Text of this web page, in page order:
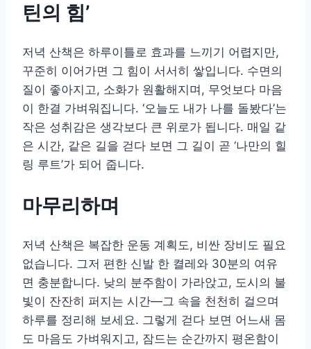
틴의 힘’
저녁 산책은 하루이틀로 효과를 느끼기 어렵지만,
꾸준히 이어가면 그 힘이 서서히 쌓입니다. 수면의
질이 좋아지고, 소화가 원활해지며, 무엇보다 마음
이 한결 가벼워집니다. ‘오늘도 내가 나를 돌봤다’는
작은 성취감은 생각보다 큰 위로가 됩니다. 매일 같
은 시간, 같은 길을 걷다 보면 그 길이 곧 ‘나만의 힐
링 루트’가 되어 줍니다.
마무리하며
저녁 산책은 복잡한 운동 계획도, 비싼 장비도 필요
없습니다. 그저 편한 신발 한 켤레와 30분의 여유
면 충분합니다. 낮의 분주함이 가라앉고, 도시의 불
빛이 잔잔히 퍼지는 시간—그 속을 천천히 걸으며
하루를 정리해 보세요. 그렇게 걷다 보면 어느새 몸
도 마음도 가벼워지고, 잠드는 순간까지 평온함이